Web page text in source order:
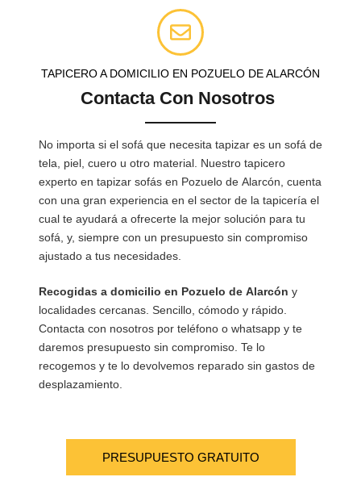
TAPICERO A DOMICILIO EN POZUELO DE ALARCÓN
Contacta Con Nosotros
No importa si el sofá que necesita tapizar es un sofá de
tela, piel, cuero u otro material. Nuestro tapicero
experto en tapizar sofás en Pozuelo de Alarcón, cuenta
con una gran experiencia en el sector de la tapicería el
cual te ayudará a ofrecerte la mejor solución para tu
sofá, y, siempre con un presupuesto sin compromiso
ajustado a tus necesidades.
Recogidas a domicilio en Pozuelo de Alarcón y
localidades cercanas. Sencillo, cómodo y rápido.
Contacta con nosotros por teléfono o whatsapp y te
daremos presupuesto sin compromiso. Te lo
recogemos y te lo devolvemos reparado sin gastos de
desplazamiento.
PRESUPUESTO GRATUITO